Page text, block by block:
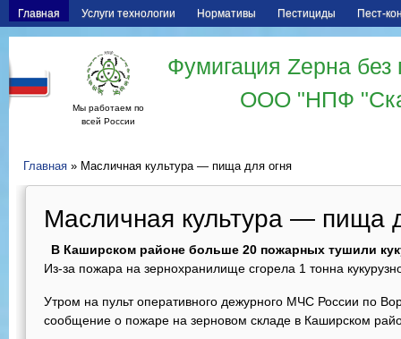
Главная Услуги технологии Нормативы Пестициды Пест-
Мы работаем по
всей России
Фумигация Zерна
ООО "НПФ
Главная » Масличная культура — пища для огня
Масличная культура — пища
В Каширском районе больше 20 пожарных тушили
Из-за пожара на зернохранилище сгорела 1 тонна
Утром на пульт оперативного дежурного МЧС России по
сообщение о пожаре на зерновом складе в Каширском